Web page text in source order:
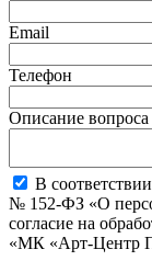
Email
Телефон
Описание вопроса
В
№ 152-ФЗ «О
согласие на
«МК «Арт-Центр